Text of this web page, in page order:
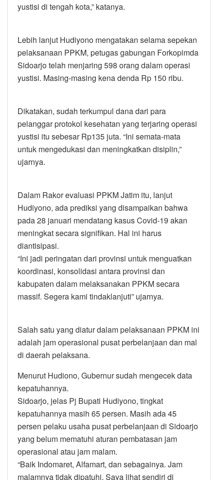
yustisi di tengah kota,” katanya.
Lebih lanjut Hudiyono mengatakan selama sepekan
pelaksanaan PPKM, petugas gabungan Forkopimda
Sidoarjo telah menjaring 598 orang dalam operasi
yustisi. Masing-masing kena denda Rp 150 ribu.
Dikatakan, sudah terkumpul dana dari para
pelanggar protokol kesehatan yang terjaring operasi
yustisi itu sebesar Rp135 juta. “Ini semata-mata
untuk mengedukasi dan meningkatkan disiplin,”
ujarnya.
Dalam Rakor evaluasi PPKM Jatim itu, lanjut
Hudiyono, ada prediksi yang disampaikan bahwa
pada 28 januari mendatang kasus Covid-19 akan
meningkat secara signifikan. Hal ini harus
diantisipasi.
“Ini jadi peringatan dari provinsi untuk menguatkan
koordinasi, konsolidasi antara provinsi dan
kabupaten dalam melaksanakan PPKM secara
massif. Segera kami tindaklanjuti” ujarnya.
Salah satu yang diatur dalam pelaksanaan PPKM ini
adalah jam operasional pusat perbelanjaan dan mal
di daerah pelaksana.
Menurut Hudiono, Gubernur sudah mengecek data
kepatuhannya.
Sidoarjo, jelas Pj Bupati Hudiyono, tingkat
kepatuhannya masih 65 persen. Masih ada 45
persen pelaku usaha pusat perbelanjaan di Sidoarjo
yang belum mematuhi aturan pembatasan jam
operasional atau jam malam.
“Baik Indomaret, Alfamart, dan sebagainya. Jam
malamnya tidak dipatuhi. Saya lihat sendiri di